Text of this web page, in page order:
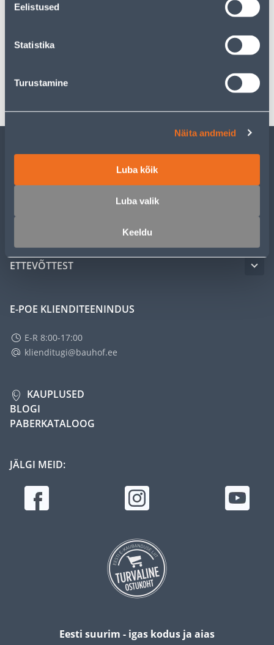
Eelistused
Statistika
Turustamine
Näita andmeid
Luba kõik
Luba valik
Keeldu
Spetsifikatsioon
Transport
ETTEVÕTTEST
E-POE KLIENDITEENINDUS
E-R 8:00-17:00
klienditugi@bauhof.ee
KAUPLUSED
BLOGI
PABERKATALOOG
JÄLGI MEID:
Eesti suurim - igas kodus ja aias